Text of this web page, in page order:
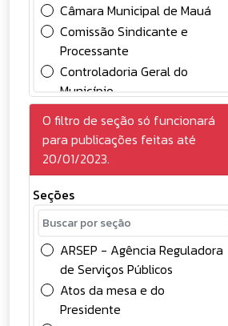
Concessão
Concursos Públicos
Conselhos
Contabilidade
Contratos
Convocação
Credenciamento de
Eventuais
Diversos
Edital
Eleições
Frente de Trabalho
FUNDEB
Licitações - Obras
Câmara Municipal de Mauá
Comissão Sindicante e
Processante
Controladoria Geral do
Município
Divisão de Controle Contábil
Gabinete do Prefeito
Gerência de Gestão e
Desenvolvimento em
Recursos Humanos
Prefeitura do Município de
Mauá
Processos administrativos
SAMA
Secretaria de Administração
O filtro de seção só funcionará
para publicações feitas até
20/01/2023.
Seções
ARSEP - Agência Reguladora
de Serviços Públicos
Atos da mesa e do
Presidente